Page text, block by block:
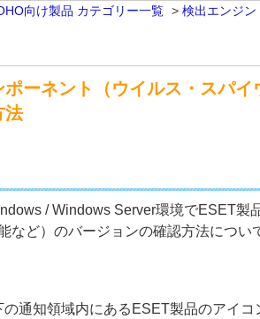
向け製品 カテゴリー一覧 > 検出エンジン
ポーネント（ウイルス・スパ
法
/ Windows Server環境でESET製
など）のバージョンの確認方法につい
の通知領域内にあるESET製品のアイコ